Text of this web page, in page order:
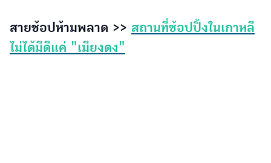
สายช้อปห้ามพลาด >> สถานที่ช้อปปิ้งในเกาหลี
ไม่ได้มีดีแค่ "เมียงดง"